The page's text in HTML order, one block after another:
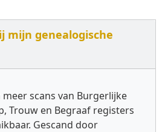
mijn genealogische
scans van Burgerlijke
Trouw en Begraaf registers
Gescand door